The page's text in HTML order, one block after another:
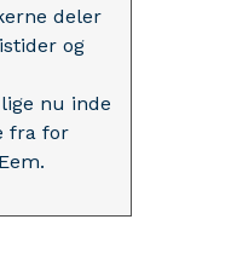
deler
og
nu inde
fra for